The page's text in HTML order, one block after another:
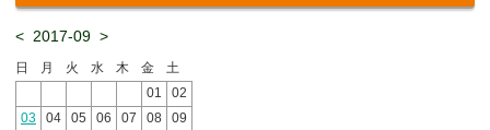
< 2017-09 >
日 月 火 水 木 金
土
01
02
03
04 05 06 07 08
09